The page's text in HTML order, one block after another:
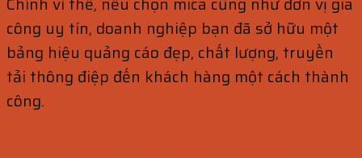
công uy tín, doanh nghiệp bạn đã sở hữu một
bảng hiệu quảng cáo đẹp, chất lượng, truyền
tải thông điệp đến khách hàng một cách thành
công.